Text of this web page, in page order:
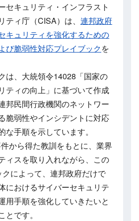
セキュリティ・インフラスト
ティ庁（CISA）は、 連邦政府
キュリティを強化するための
び脆弱性対応プレイブックを
は、大統領令14028「国家の
ティの向上」に基づいて作成
邦民間行政機関のネットワー
脆弱性やインシデントに対応
な手順を示しています。
から得た教訓をもとに、業界
ィスを取り入れながら、この
によって、連邦政府だけで
におけるサイバーセキュリテ
用手順を強化していきたいと
です。